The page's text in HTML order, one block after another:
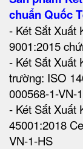
chuẩn Quốc
- Két Sắt Xuất
9001:2015
- Két Sắt Xuất
trường: ISO
000568-1-VN-
- Két Sắt Xuất
45001:2018
VN-1-HS